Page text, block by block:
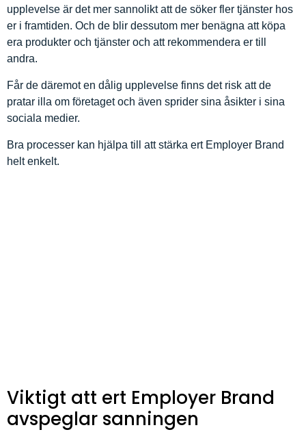
upplevelse är det mer sannolikt att de söker fler tjänster hos
er i framtiden. Och de blir dessutom mer benägna att köpa
era produkter och tjänster och att rekommendera er till
andra.
Får de däremot en dålig upplevelse finns det risk att de
pratar illa om företaget och även sprider sina åsikter i sina
sociala medier.
Bra processer kan hjälpa till att stärka ert Employer Brand
helt enkelt.
Viktigt att ert Employer Brand
avspeglar sanningen